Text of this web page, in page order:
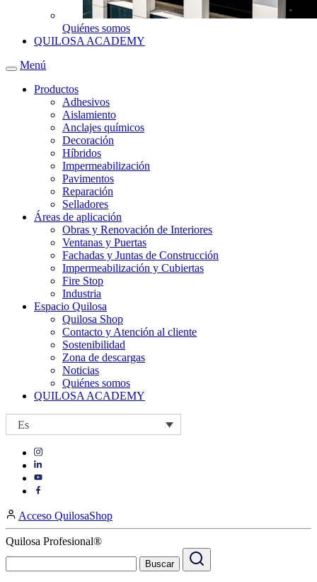
Quiénes somos
QUILOSA ACADEMY
Menú
Productos
Adhesivos
Aislamiento
Anclajes químicos
Decoración
Híbridos
Impermeabilización
Pavimentos
Reparación
Selladores
Áreas de aplicación
Obras y Renovación de Interiores
Ventanas y Puertas
Fachadas y Juntas de Construcción
Impermeabilización y Cubiertas
Fire Stop
Industria
Espacio Quilosa
Quilosa Shop
Contacto y Atención al cliente
Sostenibilidad
Zona de descargas
Noticias
Quiénes somos
QUILOSA ACADEMY
Es
Visit
https://www.instagram.com/quilosa_selena/
Visit
our
Visit
page
https://www.facebook.com/QuilosaSelenaIberia/
page
Acceso QuilosaShop
Quilosa Profesional®